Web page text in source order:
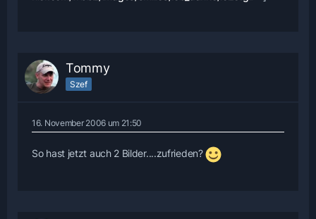
Tommy
Szef
16. November 2006 um 21:50
So hast jetzt auch 2 Bilder....zufrieden?